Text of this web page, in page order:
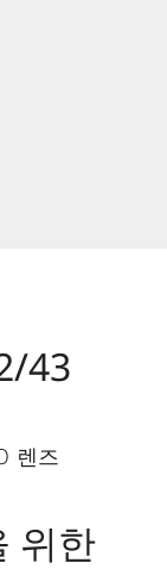
43
렌즈
위한